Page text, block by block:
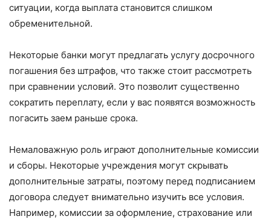
ситуации, когда выплата становится слишком
обременительной.
Некоторые банки могут предлагать услугу досрочного
погашения без штрафов, что также стоит рассмотреть
при сравнении условий. Это позволит существенно
сократить переплату, если у вас появятся возможность
погасить заем раньше срока.
Немаловажную роль играют дополнительные комиссии
и сборы. Некоторые учреждения могут скрывать
дополнительные затраты, поэтому перед подписанием
договора следует внимательно изучить все условия.
Например, комиссии за оформление, страхование или